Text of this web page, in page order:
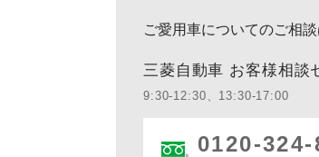
ご愛用車についてのご相
三菱自動車 お客様相談
9:30-12:30、13:30-17:00
0120-324-